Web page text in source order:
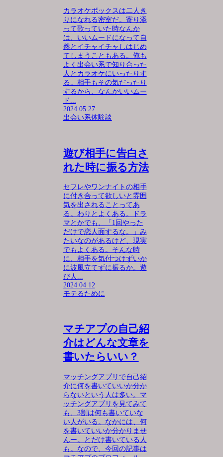
カラオケボックスは二人き
りになれる密室だ。寄り添
って歌っていた時なんか
は、いいムードになって自
然とイチャイチャしはじめ
てしまうこともある。俺も
よく出会い系で知り合った
人とカラオケにいったりす
る。相手もその気だったり
するから、なんかいいムー
ド...
2024.05.27
出会い系体験談
遊び相手に告白さ
れた時に振る方法
セフレやワンナイトの相手
に付き合って欲しいと雰囲
気を出されることってあ
る。わりとよくある。ドラ
マとかでも、「1回やった
だけで恋人面するな。」み
たいなのがあるけど、現実
でもよくある。そんな時
に、相手を気付つけずいか
に波風立てずに振るか。遊
び人...
2024.04.12
モテるために
マチアプの自己紹
介はどんな文章を
書いたらいい？
マッチングアプリで自己紹
介に何を書いていいか分か
らないという人は多い。マ
ッチングアプリを見てみて
も、3割は何も書いていな
い人がいる。なかには、何
を書いていいか分かりませ
んー。とだけ書いている人
も。なので、今回の記事は